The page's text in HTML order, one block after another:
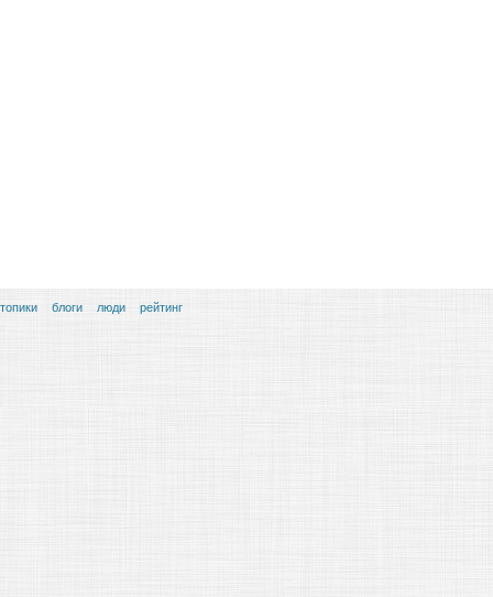
топики блоги люди рейтинг